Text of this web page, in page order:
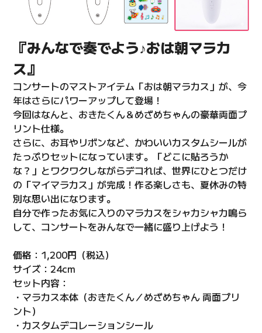
『みんなで奏でよう♪おは朝マラカ
ス』
コンサートのマストアイテム「おは朝マラカス」が、今
年はさらにパワーアップして登場！
今回はなんと、おきたくん＆めざめちゃんの豪華両面プ
リント仕様。
さらに、お耳やリボンなど、かわいいカスタムシールが
たっぷりセットになっています。「どこに貼ろうか
な？」とワクワクしながらデコれば、世界にひとつだけ
の「マイマラカス」が完成！作る楽しさも、夏休みの特
別な思い出になります。
自分で作ったお気に入りのマラカスをシャカシャカ鳴ら
して、コンサートをみんなで一緒に盛り上げよう！
価格：1,200円（税込）
サイズ：24cm
セット内容：
・マラカス本体（おきたくん／めざめちゃん 両面プリ
ント）
・カスタムデコレーションシール